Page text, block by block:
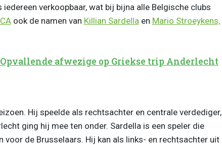
verkoopbaar, wat bij bijna alle Belgische clubs
ook de namen van Killian Sardella en Mario Stroeykens,
afwezige op Griekse trip Anderlecht
Hij speelde als rechtsachter en centrale verdediger,
ging hij mee ten onder. Sardella is een speler die
voor de Brusselaars. Hij kan als links- en rechtsachter uit